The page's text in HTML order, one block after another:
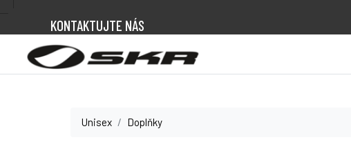
KONTAKTUJTE NÁS
Unisex Doplňky